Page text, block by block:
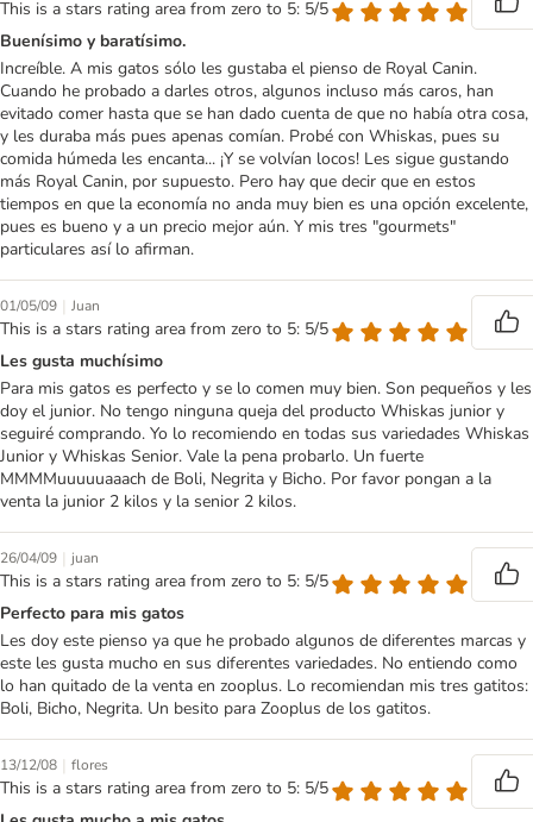
This is a stars rating area from zero to 5: 5/5
Buenísimo y baratísimo.
Increíble. A mis gatos sólo les gustaba el pienso de Royal Canin.
Cuando he probado a darles otros, algunos incluso más caros, han
evitado comer hasta que se han dado cuenta de que no había otra cosa,
y les duraba más pues apenas comían. Probé con Whiskas, pues su
comida húmeda les encanta... ¡Y se volvían locos! Les sigue gustando
más Royal Canin, por supuesto. Pero hay que decir que en estos
tiempos en que la economía no anda muy bien es una opción excelente,
pues es bueno y a un precio mejor aún. Y mis tres "gourmets"
particulares así lo afirman.
01/05/09 | Juan
This is a stars rating area from zero to 5: 5/5
Les gusta muchísimo
Para mis gatos es perfecto y se lo comen muy bien. Son pequeños y les
doy el junior. No tengo ninguna queja del producto Whiskas junior y
seguiré comprando. Yo lo recomiendo en todas sus variedades Whiskas
Junior y Whiskas Senior. Vale la pena probarlo. Un fuerte
MMMMuuuuuaaach de Boli, Negrita y Bicho. Por favor pongan a la
venta la junior 2 kilos y la senior 2 kilos.
26/04/09 | juan
This is a stars rating area from zero to 5: 5/5
Perfecto para mis gatos
Les doy este pienso ya que he probado algunos de diferentes marcas y
este les gusta mucho en sus diferentes variedades. No entiendo como
lo han quitado de la venta en zooplus. Lo recomiendan mis tres gatitos:
Boli, Bicho, Negrita. Un besito para Zooplus de los gatitos.
13/12/08 | flores
This is a stars rating area from zero to 5: 5/5